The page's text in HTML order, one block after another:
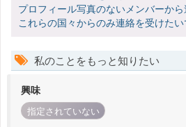
プロフィール写真のないメンバーか
これらの国々からのみ連絡を受けたい
私のことをもっと知りたい
興味
指定されていない